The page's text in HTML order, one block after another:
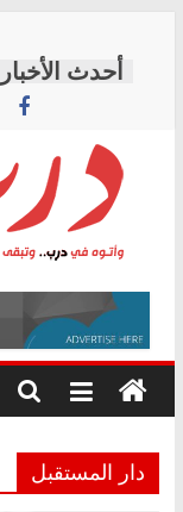
content
درب
وأتوه
درب..
وتبقى
هي
دار المستقبل